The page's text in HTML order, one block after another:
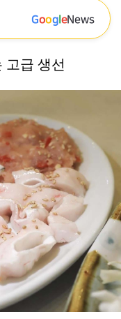
GoogleNews
고급 생선